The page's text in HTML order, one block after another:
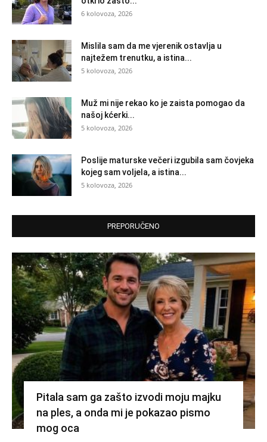
6 kolovoza, 2026
Mislila sam da me vjerenik ostavlja u
najtežem trenutku, a istina...
5 kolovoza, 2026
Muž mi nije rekao ko je zaista pomogao da
našoj kćerki...
5 kolovoza, 2026
Poslije maturske večeri izgubila sam čovjeka
kojeg sam voljela, a istina...
5 kolovoza, 2026
PREPORUČENO
Pitala sam ga zašto izvodi moju majku
na ples, a onda mi je pokazao pismo
mog oca